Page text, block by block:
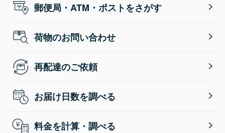
郵便局・ATM・ポストをさがす
荷物のお問い合わせ
再配達のご依頼
お届け日数を調べる
料金を計算・調べる